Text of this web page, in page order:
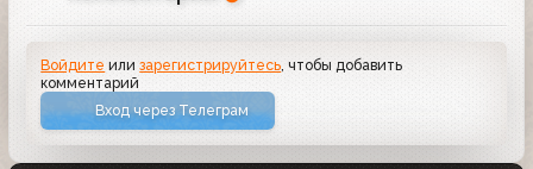
Войдите илизарегистрируйтесь, чтобы добавить
комментарий
Вход через Телеграм